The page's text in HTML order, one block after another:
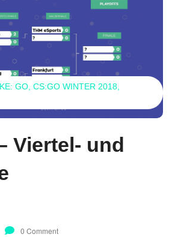
GO CS:GO WINTER 2018
Viertel- und
0 Comment